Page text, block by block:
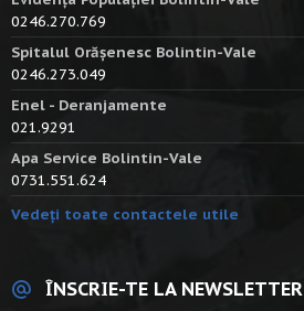
0246.270.769
Spitalul Orășenesc Bolintin-Vale
0246.273.049
Enel - Deranjamente
021.9291
Apa Service Bolintin-Vale
0731.551.624
Vedeți toate contactele utile
ÎNSCRIE-TE LA NEWSLETTER